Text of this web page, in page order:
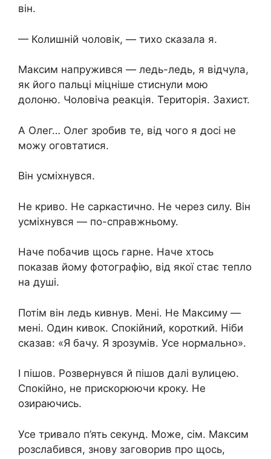
він.
— Колишній чоловік, — тихо сказала я.
Максим напружився — ледь-ледь, я відчула,
як його пальці міцніше стиснули мою
долоню. Чоловіча реакція. Територія. Захист.
А Олег… Олег зробив те, від чого я досі не
можу оговтатися.
Він усміхнувся.
Не криво. Не саркастично. Не через силу. Він
усміхнувся — по-справжньому.
Наче побачив щось гарне. Наче хтось
показав йому фотографію, від якої стає тепло
на душі.
Потім він ледь кивнув. Мені. Не Максиму —
мені. Один кивок. Спокійний, короткий. Ніби
сказав: «Я бачу. Я зрозумів. Усе нормально».
І пішов. Розвернувся й пішов далі вулицею.
Спокійно, не прискорюючи кроку. Не
озираючись.
Усе тривало п’ять секунд. Може, сім. Максим
розслабився, знову заговорив про щось,